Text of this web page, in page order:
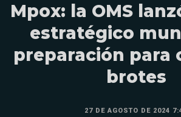
Mpox: la OMS
estratégico
preparación para
brotes
27 DE AGOSTO DE 2024